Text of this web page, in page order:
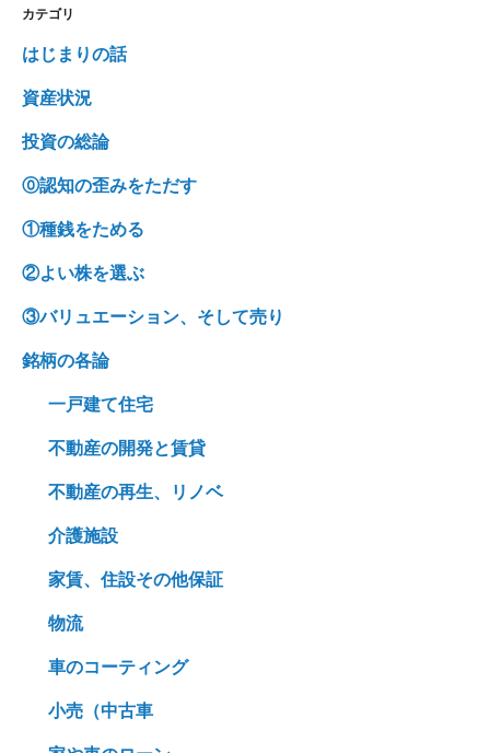
カテゴリ
はじまりの話
資産状況
投資の総論
⓪認知の歪みをただす
①種銭をためる
②よい株を選ぶ
③バリュエーション、そして売り
銘柄の各論
一戸建て住宅
不動産の開発と賃貸
不動産の再生、リノベ
介護施設
家賃、住設その他保証
物流
車のコーティング
小売（中古車